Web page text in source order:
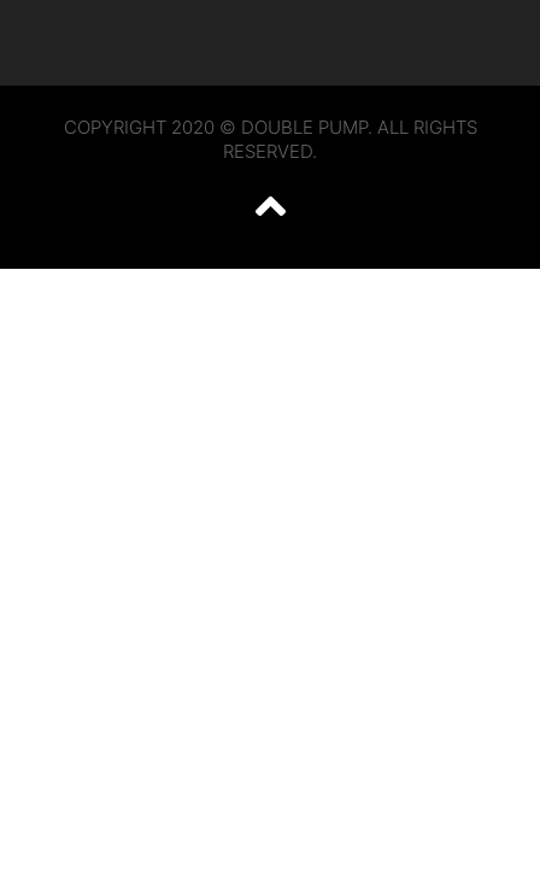
COPYRIGHT 2020 © DOUBLE PUMP. ALL RIGHTS
RESERVED.